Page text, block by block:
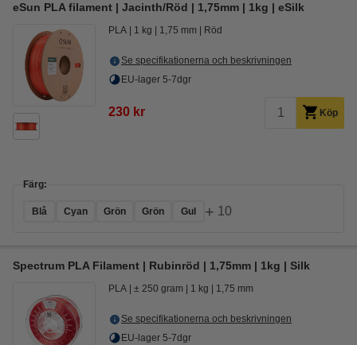
eSun PLA filament | Jacinth/Röd | 1,75mm | 1kg | eSilk
PLA 1 kg 1,75 mm Röd
Se specifikationerna och beskrivningen
EU-lager 5-7dgr
230 kr Köp
Färg:
Blå Cyan Grön Grön Gul + 10
Spectrum PLA Filament | Rubinröd | 1,75mm | 1kg | Silk
PLA ± 250 gram 1 kg 1,75 mm
Se specifikationerna och beskrivningen
EU-lager 5-7dgr